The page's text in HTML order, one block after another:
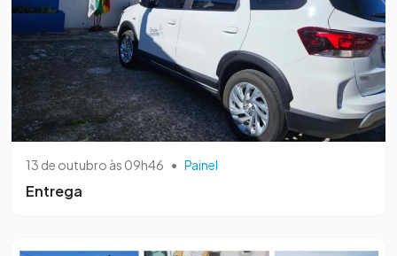
13 de outubro às 09h46 • Painel
Entrega